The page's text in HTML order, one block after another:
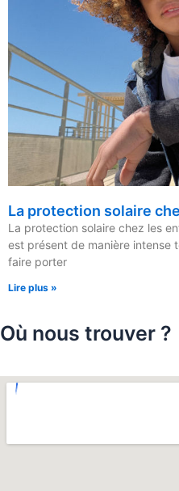
La protection solaire
La protection solaire chez les
est présent de manière intense
faire porter
Lire plus »
Où nous trouver ?